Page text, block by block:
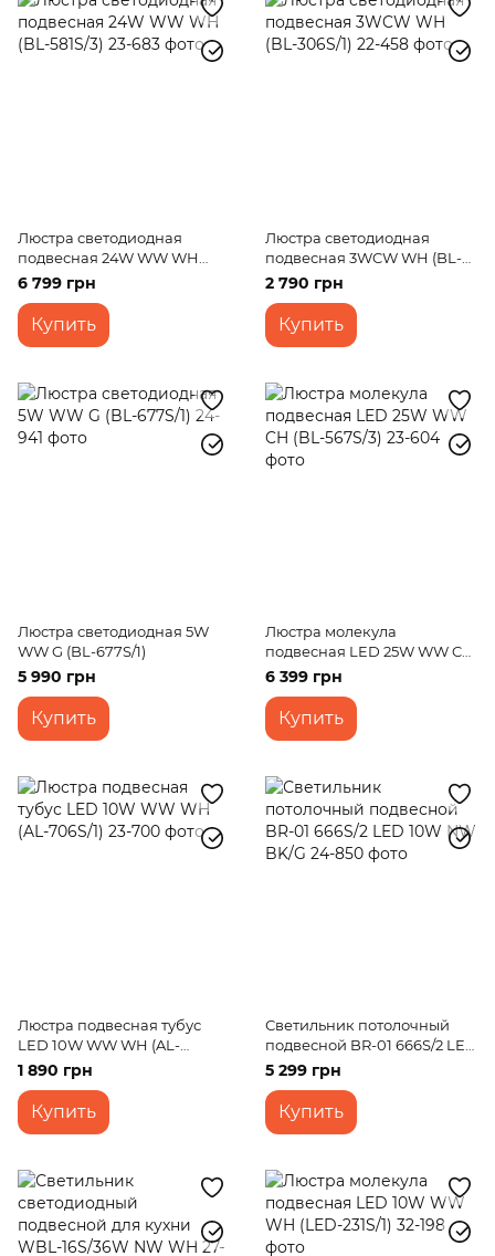
Люстра светодиодная
подвесная 24W WW WH
(BL-581S/3)
6 799 грн
Купить
Люстра светодиодная
подвесная 3WCW WH (BL-
306S/1)
2 790 грн
Купить
Люстра светодиодная 5W
WW G (BL-677S/1)
5 990 грн
Купить
Люстра молекула
подвесная LED 25W WW CH
(BL-567S/3)
6 399 грн
Купить
Люстра подвесная тубус
LED 10W WW WH (AL-
706S/1)
1 890 грн
Купить
Светильник потолочный
подвесной BR-01 666S/2 LED
10W NW BK/G
5 299 грн
Купить